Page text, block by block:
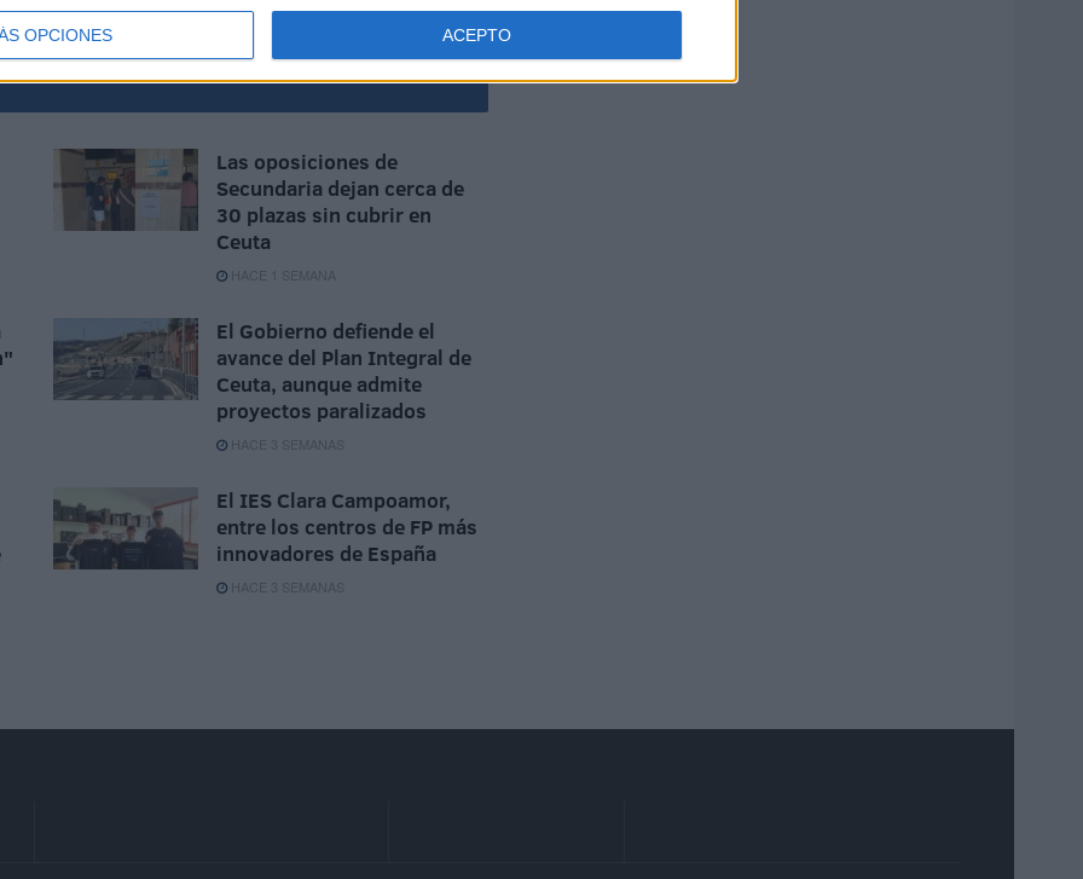
OPCIONES ACEPTO
Semana Santa
Las oposiciones de
Secundaria dejan cerca de
30 plazas sin cubrir en
Ceuta
HACE 1 SEMANA
El Gobierno defiende el
avance del Plan Integral de
Ceuta, aunque admite
proyectos paralizados
HACE 3 SEMANAS
El IES Clara Campoamor,
entre los centros de FP más
innovadores de España
HACE 3 SEMANAS